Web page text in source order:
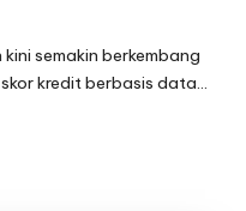
semakin berkembang
kredit berbasis data…